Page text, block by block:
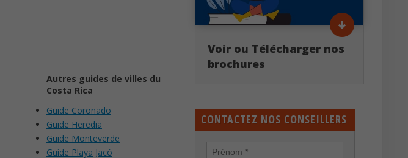
Autres guides de villes du
Costa Rica
Guide Coronado
Guide Heredia
Guide Monteverde
Guide Playa Jacó
Voir ou Télécharger nos
brochures
CONTACTEZ NOS CONSEILLERS